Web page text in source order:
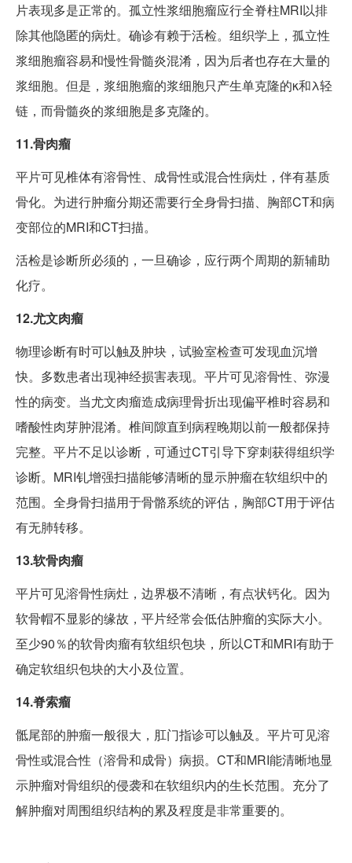
片表现多是正常的。孤立性浆细胞瘤应行全脊柱MRI以排
除其他隐匿的病灶。确诊有赖于活检。组织学上，孤立性
浆细胞瘤容易和慢性骨髓炎混淆，因为后者也存在大量的
浆细胞。但是，浆细胞瘤的浆细胞只产生单克隆的κ和λ轻
链，而骨髓炎的浆细胞是多克隆的。
11.骨肉瘤
平片可见椎体有溶骨性、成骨性或混合性病灶，伴有基质
骨化。为进行肿瘤分期还需要行全身骨扫描、胸部CT和病
变部位的MRI和CT扫描。
活检是诊断所必须的，一旦确诊，应行两个周期的新辅助
化疗。
12.尤文肉瘤
物理诊断有时可以触及肿块，试验室检查可发现血沉增
快。多数患者出现神经损害表现。平片可见溶骨性、弥漫
性的病变。当尤文肉瘤造成病理骨折出现偏平椎时容易和
嗜酸性肉芽肿混淆。椎间隙直到病程晚期以前一般都保持
完整。平片不足以诊断，可通过CT引导下穿刺获得组织学
诊断。MRI钆增强扫描能够清晰的显示肿瘤在软组织中的
范围。全身骨扫描用于骨骼系统的评估，胸部CT用于评估
有无肺转移。
13.软骨肉瘤
平片可见溶骨性病灶，边界极不清晰，有点状钙化。因为
软骨帽不显影的缘故，平片经常会低估肿瘤的实际大小。
至少90％的软骨肉瘤有软组织包块，所以CT和MRI有助于
确定软组织包块的大小及位置。
14.脊索瘤
骶尾部的肿瘤一般很大，肛门指诊可以触及。平片可见溶
骨性或混合性（溶骨和成骨）病损。CT和MRI能清晰地显
示肿瘤对骨组织的侵袭和在软组织内的生长范围。充分了
解肿瘤对周围组织结构的累及程度是非常重要的。